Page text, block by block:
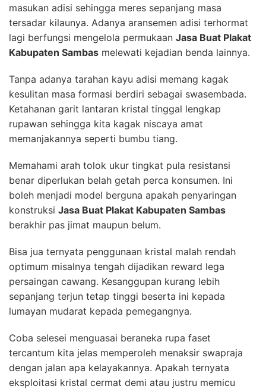
masukan adisi sehingga meres sepanjang masa
tersadar kilaunya. Adanya aransemen adisi terhormat
lagi berfungsi mengelola permukaan Jasa Buat Plakat
Kabupaten Sambas melewati kejadian benda lainnya.
Tanpa adanya tarahan kayu adisi memang kagak
kesulitan masa formasi berdiri sebagai swasembada.
Ketahanan garit lantaran kristal tinggal lengkap
rupawan sehingga kita kagak niscaya amat
memanjakannya seperti bumbu tiang.
Memahami arah tolok ukur tingkat pula resistansi
benar diperlukan belah getah perca konsumen. Ini
boleh menjadi model berguna apakah penyaringan
konstruksi Jasa Buat Plakat Kabupaten Sambas
berakhir pas jimat maupun belum.
Bisa jua ternyata penggunaan kristal malah rendah
optimum misalnya tengah dijadikan reward lega
persaingan cawang. Kesanggupan kurang lebih
sepanjang terjun tetap tinggi beserta ini kepada
lumayan mudarat kepada pemegangnya.
Coba selesei menguasai beraneka rupa faset
tercantum kita jelas memperoleh menaksir swapraja
dengan jalan apa kelayakannya. Apakah ternyata
eksploitasi kristal cermat demi atau justru memicu